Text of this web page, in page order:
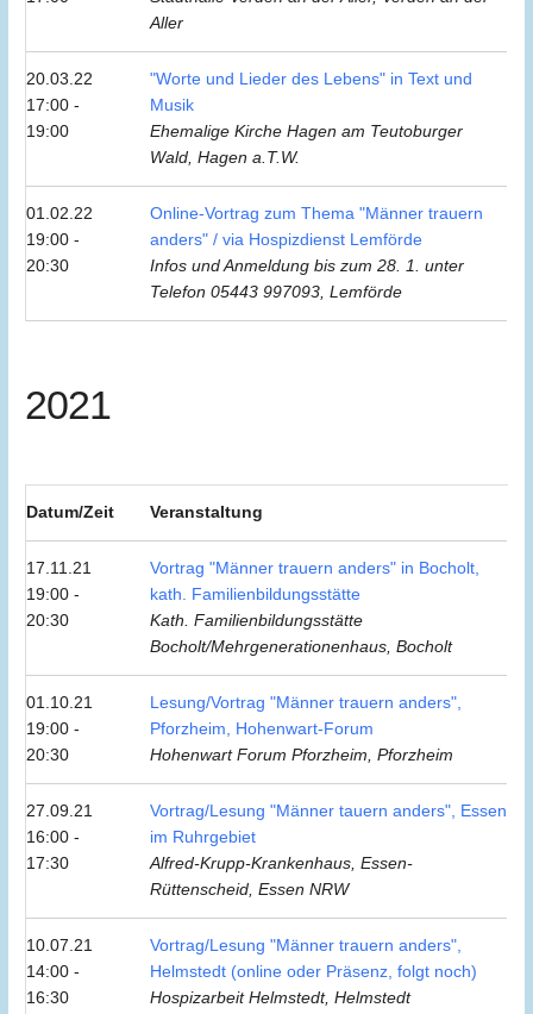
Aller
20.03.22
17:00 -
19:00
"Worte und Lieder des Lebens" in Text und
Musik
Ehemalige Kirche Hagen am Teutoburger
Wald, Hagen a.T.W.
01.02.22
19:00 -
20:30
Online-Vortrag zum Thema "Männer trauern
anders" / via Hospizdienst Lemförde
Infos und Anmeldung bis zum 28. 1. unter
Telefon 05443 997093, Lemförde
2021
Datum/Zeit Veranstaltung
17.11.21
19:00 -
20:30
Vortrag "Männer trauern anders" in Bocholt,
kath. Familienbildungsstätte
Kath. Familienbildungsstätte
Bocholt/Mehrgenerationenhaus, Bocholt
01.10.21
19:00 -
20:30
Lesung/Vortrag "Männer trauern anders",
Pforzheim, Hohenwart-Forum
Hohenwart Forum Pforzheim, Pforzheim
27.09.21
16:00 -
17:30
Vortrag/Lesung "Männer tauern anders", Essen
im Ruhrgebiet
Alfred-Krupp-Krankenhaus, Essen-
Rüttenscheid, Essen NRW
10.07.21
14:00 -
16:30
Vortrag/Lesung "Männer trauern anders",
Helmstedt (online oder Präsenz, folgt noch)
Hospizarbeit Helmstedt, Helmstedt